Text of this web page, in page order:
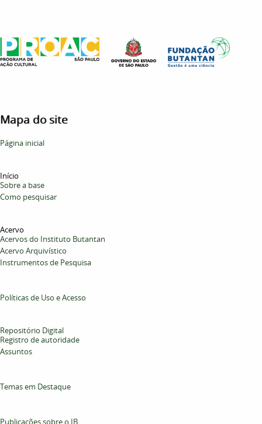
Mapa do site
Página inicial
Início
Sobre a base
Como pesquisar
Acervo
Acervos do Instituto Butantan
Acervo Arquivístico
Instrumentos de Pesquisa
Políticas de Uso e Acesso
Repositório Digital
Registro de autoridade
Assuntos
Temas em Destaque
Publicações sobre o IB